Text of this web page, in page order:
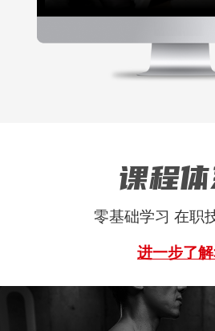
课程
零基础学习 在职
进一步了